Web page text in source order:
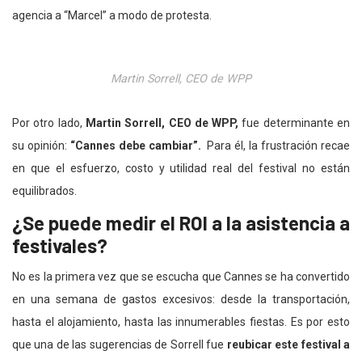
agencia a “Marcel” a modo de protesta.
Martin Sorrell, CEO de WPP
Por otro lado, Martin Sorrell, CEO de WPP, fue determinante en
su opinión: “Cannes debe cambiar”. Para él, la frustración recae
en que el esfuerzo, costo y utilidad real del festival no están
equilibrados.
¿Se puede medir el ROI a la asistencia a
festivales?
No es la primera vez que se escucha que Cannes se ha convertido
en una semana de gastos excesivos: desde la transportación,
hasta el alojamiento, hasta las innumerables fiestas. Es por esto
que una de las sugerencias de Sorrell fue reubicar este festival a